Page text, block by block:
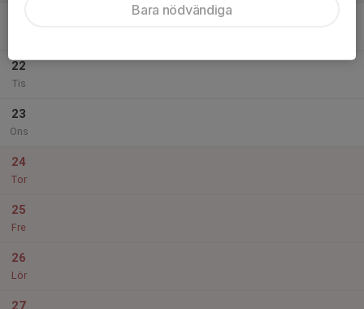
22
Tis
23
Ons
24
Tor
25
Fre
26
Lör
27
Bara nödvändiga